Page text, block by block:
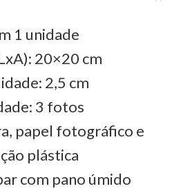
1 unidade
20×20 cm
2,5 cm
3 fotos
papel fotográfico e
plástica
com pano úmido